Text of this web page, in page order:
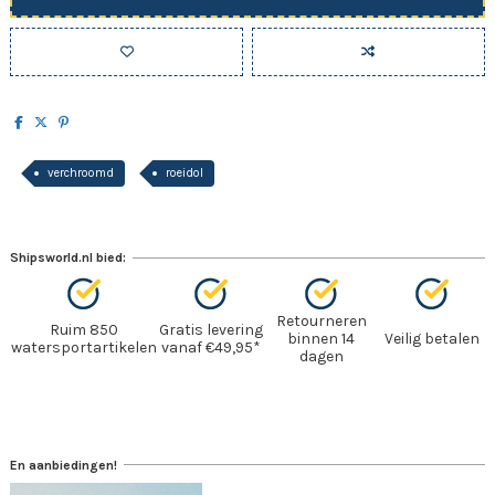
verchroomd roeidol
Shipsworld.nl bied:
Ruim 850
watersportartikelen
Gratis levering
vanaf €49,95*
Retourneren
binnen 14
dagen
Veilig betalen
En aanbiedingen!